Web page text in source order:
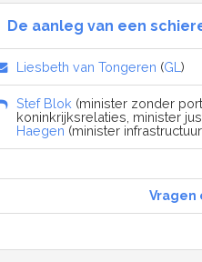
De aanleg van een
Liesbeth van Tongeren (GL )
Stef Blok (minister zonder
koninkrijksrelaties, minister
Haegen (minister
Vragen